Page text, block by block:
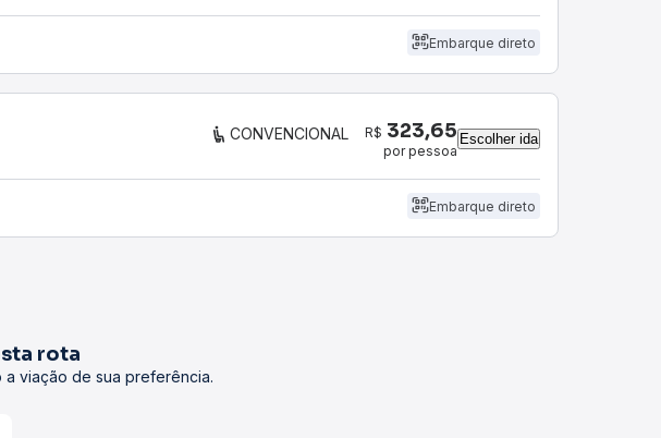
Embarque direto
CONVENCIONAL R$ 323,65
por pessoa
Escolher ida
Embarque direto
rota
viação de sua preferência.